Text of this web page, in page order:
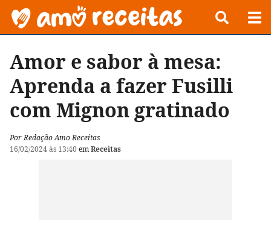
Amor e sabor à mesa:
Aprenda a fazer Fusilli
com Mignon gratinado
Por Redação Amo Receitas
16/02/2024 às 13:40 emReceitas